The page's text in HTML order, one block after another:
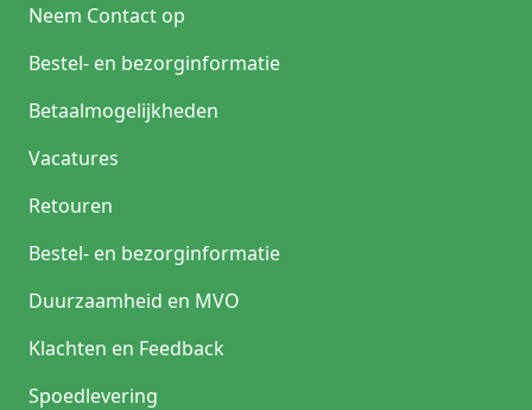
Neem Contact op
Bestel- en bezorginformatie
Betaalmogelijkheden
Vacatures
Retouren
Bestel- en bezorginformatie
Duurzaamheid en MVO
Klachten en Feedback
Spoedlevering